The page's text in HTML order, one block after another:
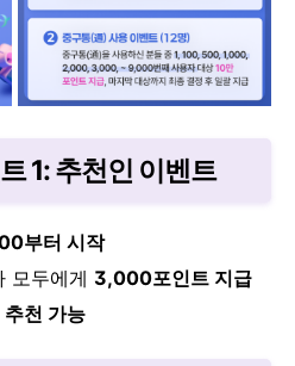
1: 추천인 이벤트
부터 시작
모두에게 3,000포인트 지급
천 가능